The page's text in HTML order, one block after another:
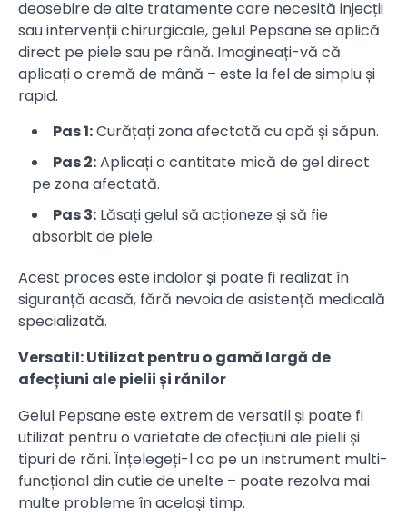
deosebire de alte tratamente care necesită injecții
sau intervenții chirurgicale, gelul Pepsane se aplică
direct pe piele sau pe rână. Imagineați-vă că
aplicați o cremă de mână – este la fel de simplu și
rapid.
Pas 1:Curățați zona afectată cu apă și săpun.
Pas 2:Aplicați o cantitate mică de gel direct
pe zona afectată.
Pas 3: Lăsați gelul să acționeze și să fie
absorbit de piele.
Acest proces este indolor și poate fi realizat în
siguranță acasă, fără nevoia de asistență medicală
specializată.
Versatil: Utilizat pentru o gamă largă de
afecțiuni ale pielii și rănilor
Gelul Pepsane este extrem de versatil și poate fi
utilizat pentru o varietate de afecțiuni ale pielii și
tipuri de răni. Înțelegeți-l ca pe un instrument multi-
funcțional din cutie de unelte – poate rezolva mai
multe probleme în același timp.